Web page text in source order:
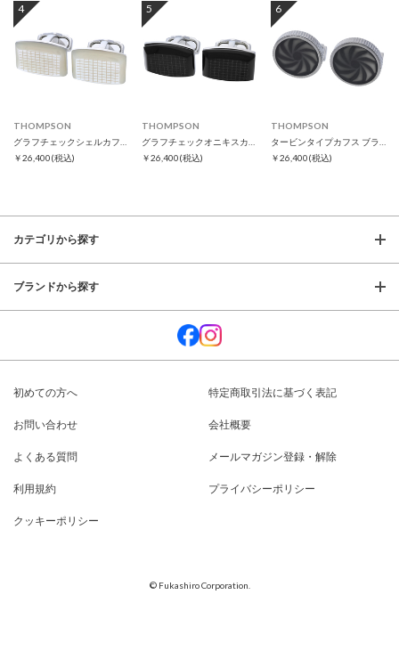
4
THOMPSON
￥26,400(税込)
5
THOMPSON
￥26,400(税込)
6
THOMPSON
￥26,400(税込)
カテゴリから探す
ブランドから探す
初めての方へ 特定商取引法に基づく表記
お問い合わせ 会社概要
よくある質問 メールマガジン登録・解除
利用規約 プライバシーポリシー
クッキーポリシー
© Fukashiro Corporation.